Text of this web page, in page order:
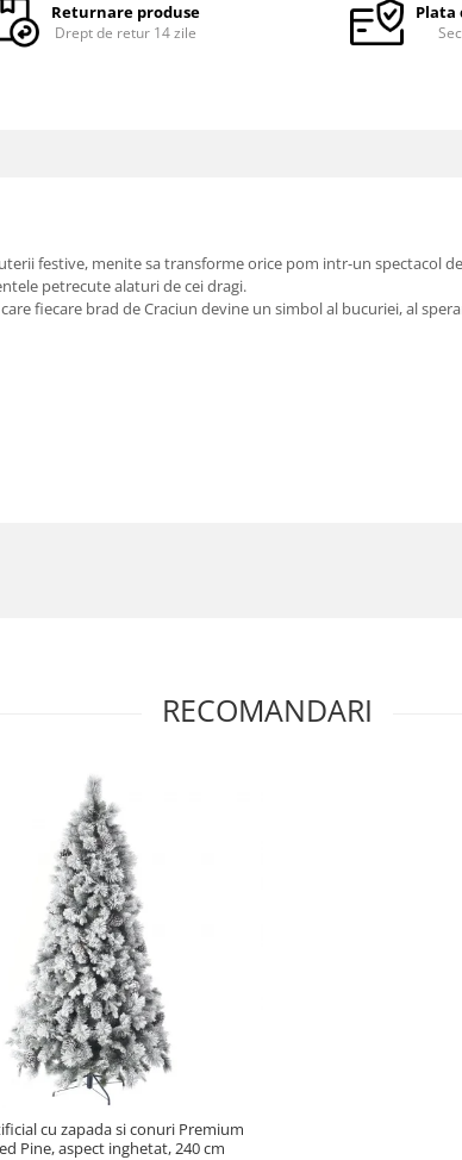
Returnare produse
Drept de retur 14 zile
Plata
festive, menite sa transforme orice pom intr-un spectacol
petrecute alaturi de cei dragi.
fiecare brad de Craciun devine un simbol al bucuriei, al
RECOMANDARI
cu zapada si conuri Premium
Pine, aspect inghetat, 240 cm